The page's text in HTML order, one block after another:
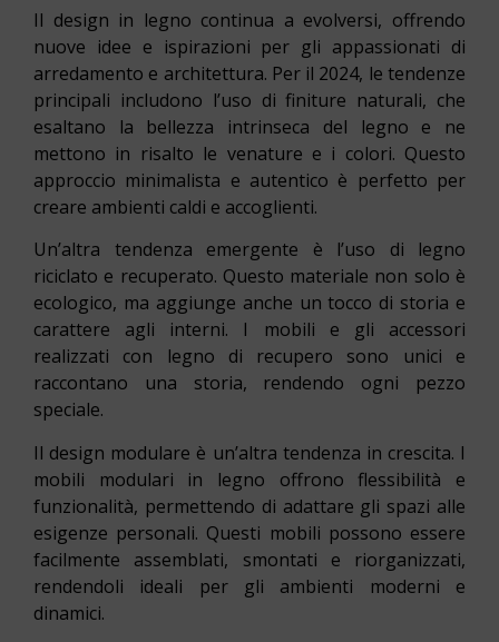
Il design in legno continua a evolversi, offrendo
nuove idee e ispirazioni per gli appassionati di
arredamento e architettura. Per il 2024, le tendenze
principali includono l’uso di finiture naturali, che
esaltano la bellezza intrinseca del legno e ne
mettono in risalto le venature e i colori. Questo
approccio minimalista e autentico è perfetto per
creare ambienti caldi e accoglienti.
Un’altra tendenza emergente è l’uso di legno
riciclato e recuperato. Questo materiale non solo è
ecologico, ma aggiunge anche un tocco di storia e
carattere agli interni. I mobili e gli accessori
realizzati con legno di recupero sono unici e
raccontano una storia, rendendo ogni pezzo
speciale.
Il design modulare è un’altra tendenza in crescita. I
mobili modulari in legno offrono flessibilità e
funzionalità, permettendo di adattare gli spazi alle
esigenze personali. Questi mobili possono essere
facilmente assemblati, smontati e riorganizzati,
rendendoli ideali per gli ambienti moderni e
dinamici.